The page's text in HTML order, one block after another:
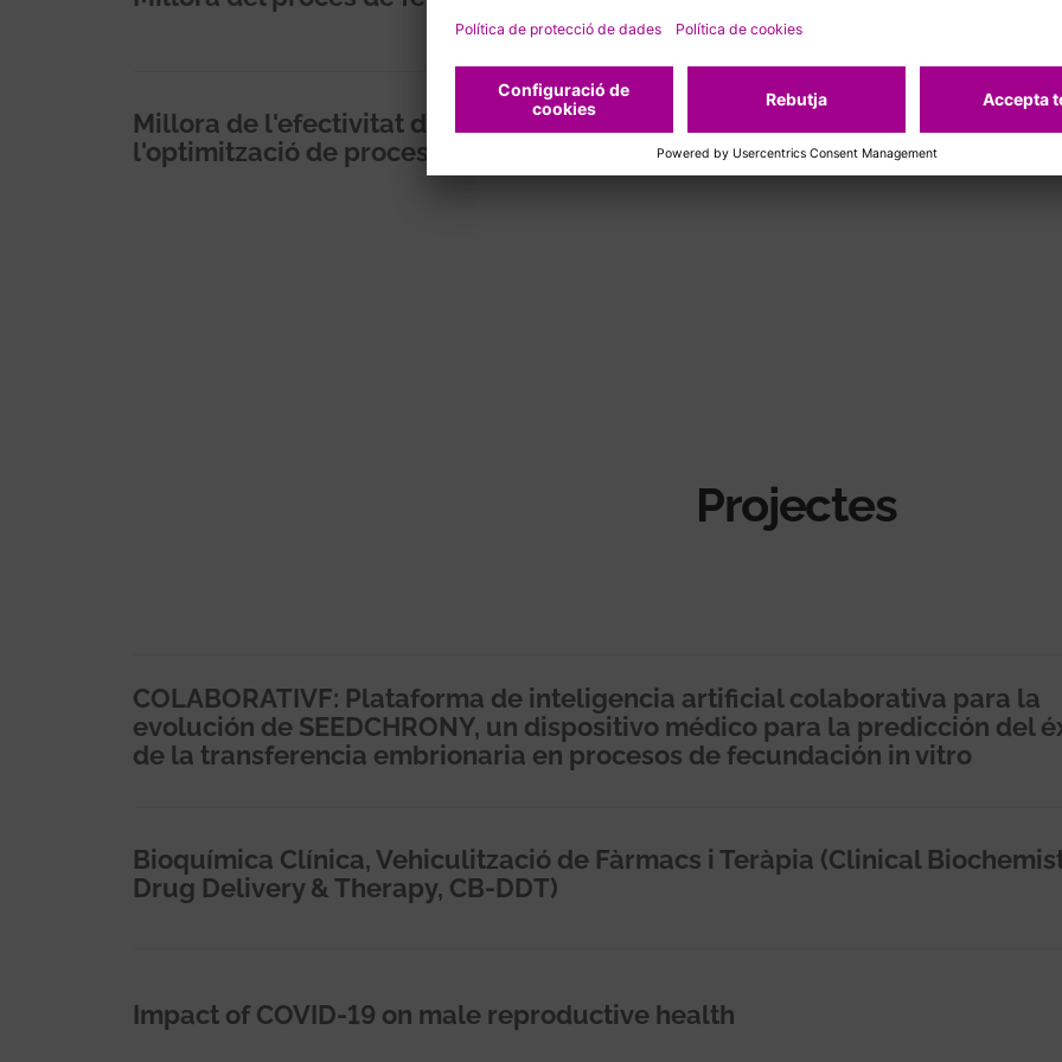
Millora de l'efectivitat de les tècniques de reproducció humana assistida
l'optimització de processos al laboratori clínic
Projectes
COLABORATIVF: Plataforma de inteligencia artificial colaborativa para la
evolución de SEEDCHRONY, un dispositivo médico para la predicción del
de la transferencia embrionaria en procesos de fecundación in vitro
Bioquímica Clínica, Vehiculització de Fàrmacs i Teràpia (Clinical
Drug Delivery & Therapy, CB-DDT)
Impact of COVID-19 on male reproductive health